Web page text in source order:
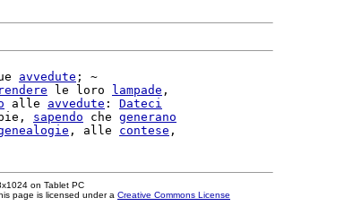
avvedute ; ~
le loro lampade ,
alle avvedute : Dateci
sapendo che generano
, alle contese
on Tablet PC
page is licensed under a Creative Commons License